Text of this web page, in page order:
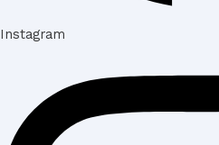
Instagram